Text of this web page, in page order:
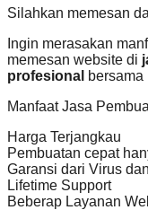
Silahkan memesan
Ingin merasakan
memesan website di
profesional
Manfaat Jasa
Harga Terjangkau
Pembuatan cepat
Garansi dari Virus
Lifetime Support
Beberap Layanan